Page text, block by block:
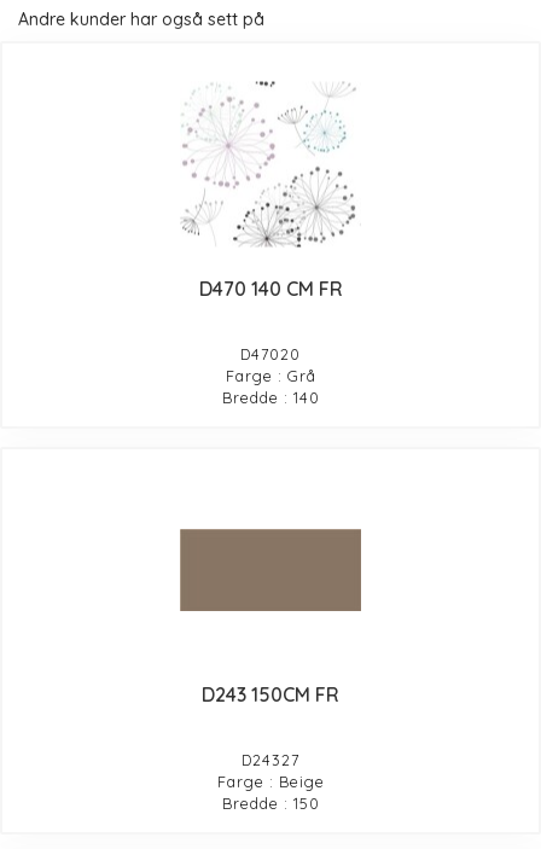
Andre kunder har også sett på
D470 140 CM FR
D47020
Farge : Grå
Bredde : 140
D243 150CM FR
D24327
Farge : Beige
Bredde : 150